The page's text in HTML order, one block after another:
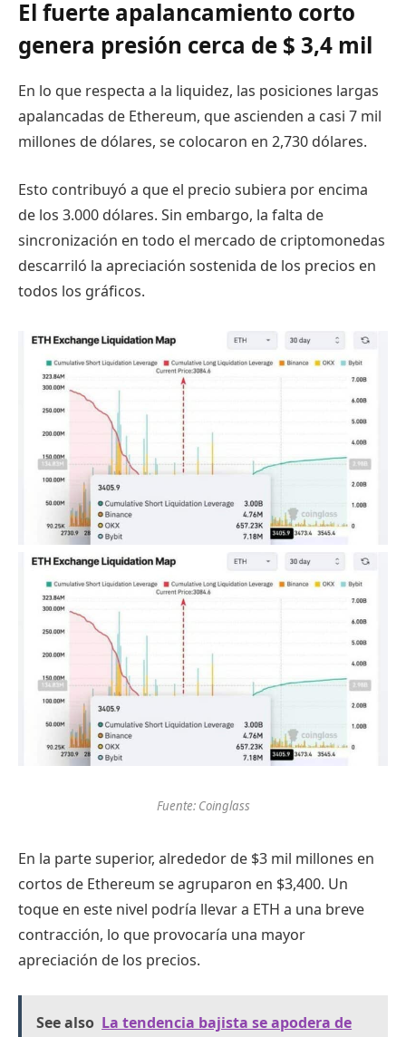
El fuerte apalancamiento corto
genera presión cerca de $ 3,4 mil
En lo que respecta a la liquidez, las posiciones largas
apalancadas de Ethereum, que ascienden a casi 7 mil
millones de dólares, se colocaron en 2,730 dólares.
Esto contribuyó a que el precio subiera por encima
de los 3.000 dólares. Sin embargo, la falta de
sincronización en todo el mercado de criptomonedas
descarriló la apreciación sostenida de los precios en
todos los gráficos.
Fuente: Coinglass
En la parte superior, alrededor de $3 mil millones en
cortos de Ethereum se agruparon en $3,400. Un
toque en este nivel podría llevar a ETH a una breve
contracción, lo que provocaría una mayor
apreciación de los precios.
See also La tendencia bajista se apodera de